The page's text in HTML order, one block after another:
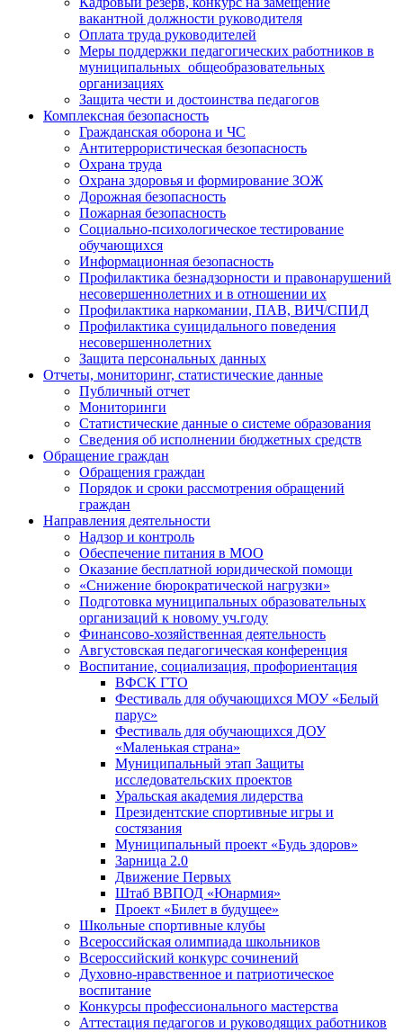
вакантной должности руководителя
Оплата труда руководителей
Меры поддержки педагогических работников в
муниципальных общеобразовательных
организациях
Защита чести и достоинства педагогов
Комплексная безопасность
Гражданская оборона и ЧС
Антитеррористическая безопасность
Охрана труда
Охрана здоровья и формирование ЗОЖ
Дорожная безопасность
Пожарная безопасность
Социально-психологическое тестирование
обучающихся
Информационная безопасность
Профилактика безнадзорности и правонарушений
несовершеннолетних и в отношении их
Профилактика наркомании, ПАВ, ВИЧ/СПИД
Профилактика суицидального поведения
несовершеннолетних
Защита персональных данных
Отчеты, мониторинг, статистические данные
Публичный отчет
Мониторинги
Статистические данные о системе образования
Сведения об исполнении бюджетных средств
Обращение граждан
Обращения граждан
Порядок и сроки рассмотрения обращений
граждан
Направления деятельности
Надзор и контроль
Обеспечение питания в МОО
Оказание бесплатной юридической помощи
«Снижение бюрократической нагрузки»
Подготовка муниципальных образовательных
организаций к новому уч.году
Финансово-хозяйственная деятельность
Августовская педагогическая конференция
Воспитание, социализация, профориентация
ВФСК ГТО
Фестиваль для обучающихся МОУ «Белый
парус»
Фестиваль для обучающихся ДОУ
«Маленькая страна»
Муниципальный этап Защиты
исследовательских проектов
Уральская академия лидерства
Президентские спортивные игры и
состязания
Муниципальный проект «Будь здоров»
Зарница 2.0
Движение Первых
Штаб ВВПОД «Юнармия»
Проект «Билет в будущее»
Школьные спортивные клубы
Всероссийская олимпиада школьников
Всероссийский конкурс сочинений
Духовно-нравственное и патриотическое
воспитание
Конкурсы профессионального мастерства
Аттестация педагогов и руководящих работников